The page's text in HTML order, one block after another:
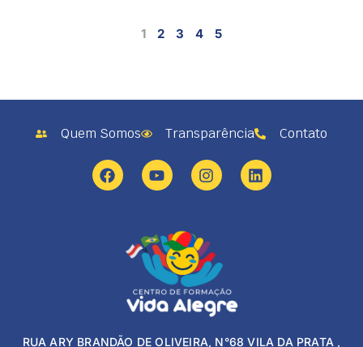
1 2 3 4 5
Quem Somos Transparência Contato
RUA ARY BRANDÃO DE OLIVEIRA, N°68 VILA DA PRATA ,